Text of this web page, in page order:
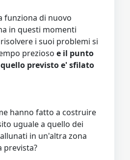
funziona di nuovo
in questi momenti
i suoi problemi si
prezioso e il punto
previsto e' sfilato
hanno fatto a costruire
uguale a quello dei
in un'altra zona
prevista?